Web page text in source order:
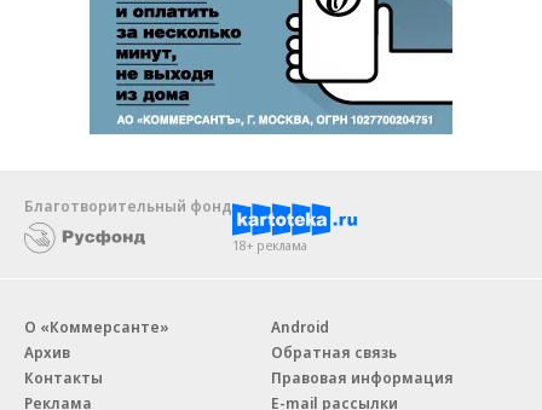
Благотворительный фонд
18+ реклама
О «Коммерсанте»
Архив
Контакты
Реклама
Android
Обратная связь
Правовая информация
E-mail рассылки